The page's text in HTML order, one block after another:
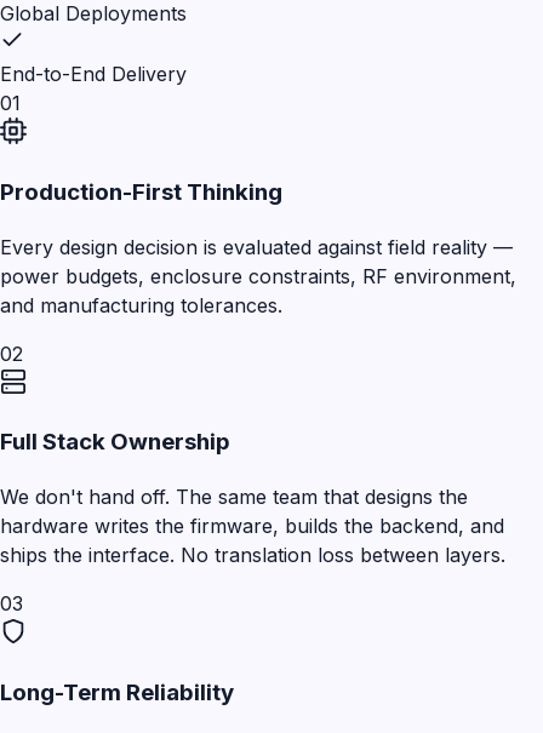
Global Deployments
End-to-End Delivery
01
Production-First Thinking
Every design decision is evaluated against field reality —
power budgets, enclosure constraints, RF environment,
and manufacturing tolerances.
02
Full Stack Ownership
We don't hand off. The same team that designs the
hardware writes the firmware, builds the backend, and
ships the interface. No translation loss between layers.
03
Long-Term Reliability